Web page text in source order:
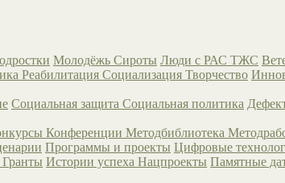
Молодёжь Сироты Люди с РАС ТЖС
Реабилитация Социализация Творчество
Социальная защита Социальная политика
Конференции Методбиблиотека
Программы и проекты Цифровые
Гранты Истории успехаНацпроекты Памятные